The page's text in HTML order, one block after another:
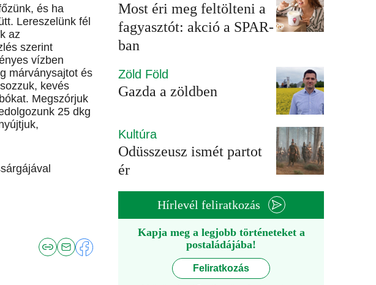
és ha
Lereszelünk fél
az
szerint
vízben
márványsajtot és
kevés
Megszórjuk
25 dkg
Most éri meg feltölteni a
fagyasztót: akció a SPAR-
ban
Zöld Föld
Gazda a zöldben
Kultúra
Odüsszeusz ismét partot
ér
Hírlevél feliratkozás
Kapja meg a legjobb történeteket a
postaládájába!
Feliratkozás